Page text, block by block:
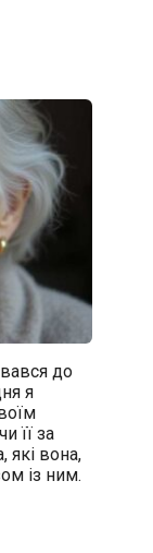
до
я
її за
які вона,
із ним.